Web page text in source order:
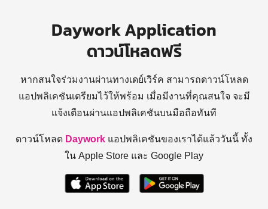
Daywork Application
ดาวน์โหลดฟรี
หากสนใจร่วมงานผ่านทางเดย์เวิร์ค สามารถดาวน์โหลด
แอปพลิเคชันเตรียมไว้ให้พร้อม เมื่อมีงานที่คุณสนใจ จะมี
แจ้งเตือนผ่านแอปพลิเคชันบนมือถือทันที
ดาวน์โหลด Daywork แอปพลิเคชันของเราได้แล้ววันนี้ ทั้ง
ใน Apple Store และ Google Play